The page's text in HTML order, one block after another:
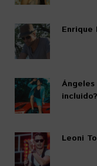
Enrique
incluido?
Leoni